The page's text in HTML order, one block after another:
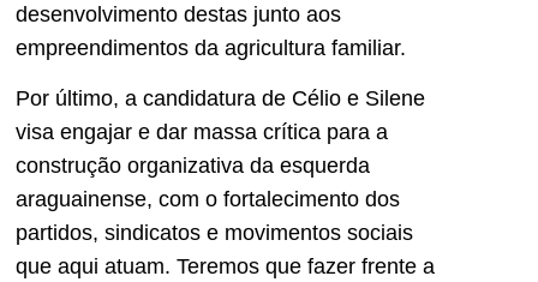
desenvolvimento destas junto aos
empreendimentos da agricultura familiar.
Por último, a candidatura de Célio e Silene
visa engajar e dar massa crítica para a
construção organizativa da esquerda
araguainense, com o fortalecimento dos
partidos, sindicatos e movimentos sociais
que aqui atuam. Teremos que fazer frente a